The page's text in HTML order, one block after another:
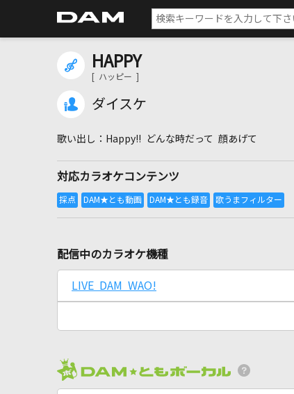
HAPPY
[ ハッピー ]
ダイスケ
Happy!! どんな時だって 顔あげて
対応カラオケコンテンツ
配信中のカラオケ機種
LIVE DAM WAO!